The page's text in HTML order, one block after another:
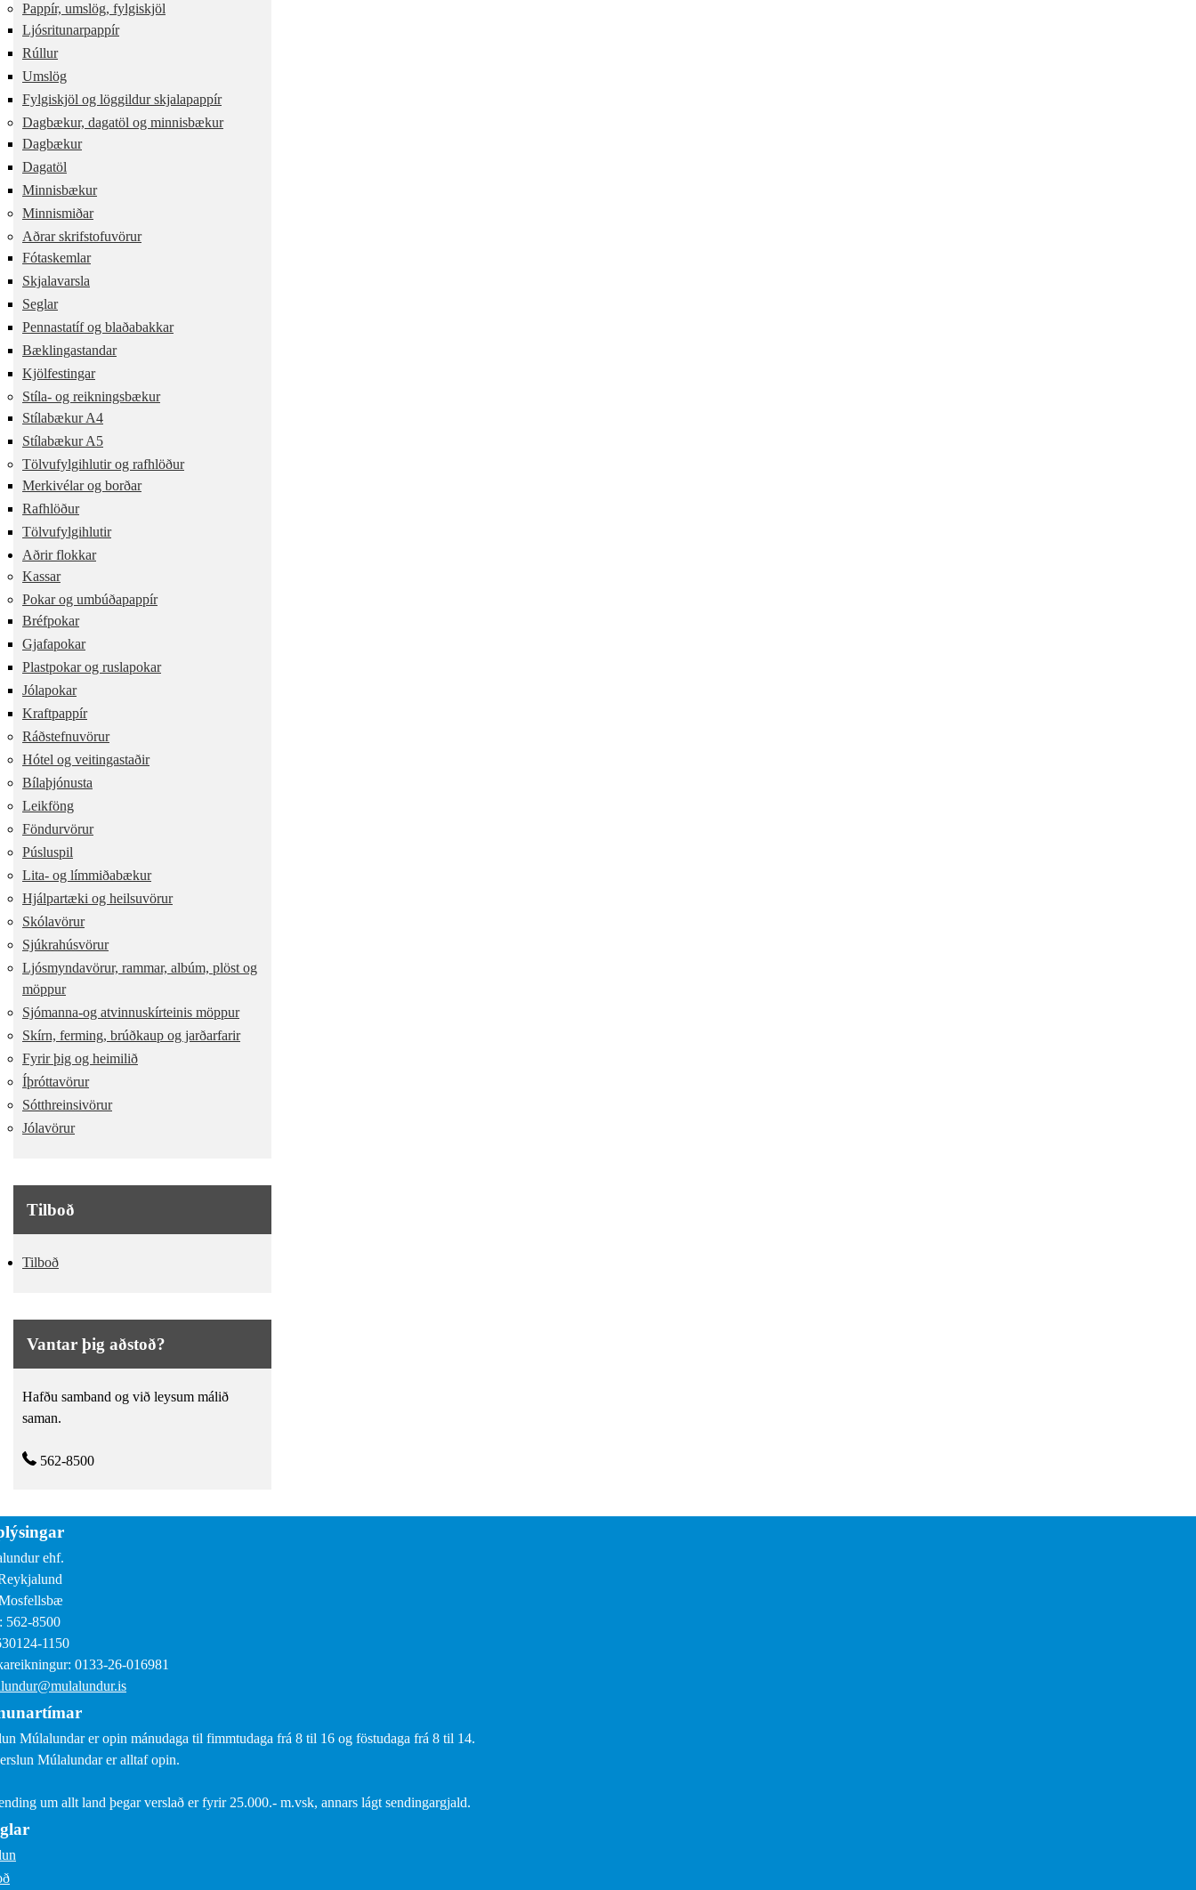
Pappír, umslög, fylgiskjöl
Ljósritunarpappír
Rúllur
Umslög
Fylgiskjöl og löggildur skjalapappír
Dagbækur, dagatöl og minnisbækur
Dagbækur
Dagatöl
Minnisbækur
Minnismiðar
Aðrar skrifstofuvörur
Fótaskemlar
Skjalavarsla
Seglar
Pennastatíf og blaðabakkar
Bæklingastandar
Kjölfestingar
Stíla- og reikningsbækur
Stílabækur A4
Stílabækur A5
Tölvufylgihlutir og rafhlöður
Merkivélar og borðar
Rafhlöður
Tölvufylgihlutir
Aðrir flokkar
Kassar
Pokar og umbúðapappír
Bréfpokar
Gjafapokar
Plastpokar og ruslapokar
Jólapokar
Kraftpappír
Ráðstefnuvörur
Hótel og veitingastaðir
Bílaþjónusta
Leikföng
Föndurvörur
Púsluspil
Lita- og límmiðabækur
Hjálpartæki og heilsuvörur
Skólavörur
Sjúkrahúsvörur
Ljósmyndavörur, rammar, albúm, plöst og
möppur
Sjómanna-og atvinnuskírteinis möppur
Skírn, ferming, brúðkaup og jarðarfarir
Fyrir þig og heimilið
Íþróttavörur
Sótthreinsivörur
Jólavörur
Tilboð
Tilboð
Vantar þig aðstoð?
Hafðu samband og við leysum málið
saman.
562-8500
ehf.
562-8500
1150
0133-26-016981
Múlalundar er opin mánudaga til fimmtudaga frá 8 til 16 og föstudaga frá 8 til 14.
Múlalundar er alltaf opin.
um allt land þegar verslað er fyrir 25.000.- m.vsk, annars lágt sendingargjald.